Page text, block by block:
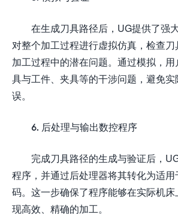
在生成刀具路径后，UG提供了强
对整个加工过程进行虚拟仿真，检查
加工过程中的潜在问题。通过模拟，用
具与工件、夹具等的干涉问题，避免
误。
6. 后处理与输出数控程序
完成刀具路径的生成与验证后，
程序，并通过后处理器将其转化为适用
码。这一步确保了程序能够在实际机
现高效、精确的加工。